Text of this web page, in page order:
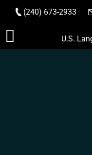
Saltar
(240) 673-2933
U.S.